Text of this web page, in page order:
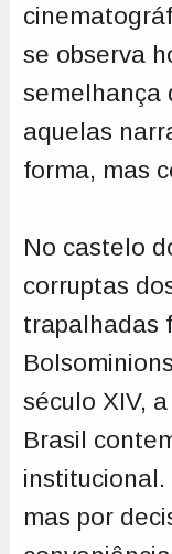
se observa
semelhança
aquelas
forma, mas
No castelo
corruptas
trapalhadas
século XIV,
Brasil
institucional.
mas por